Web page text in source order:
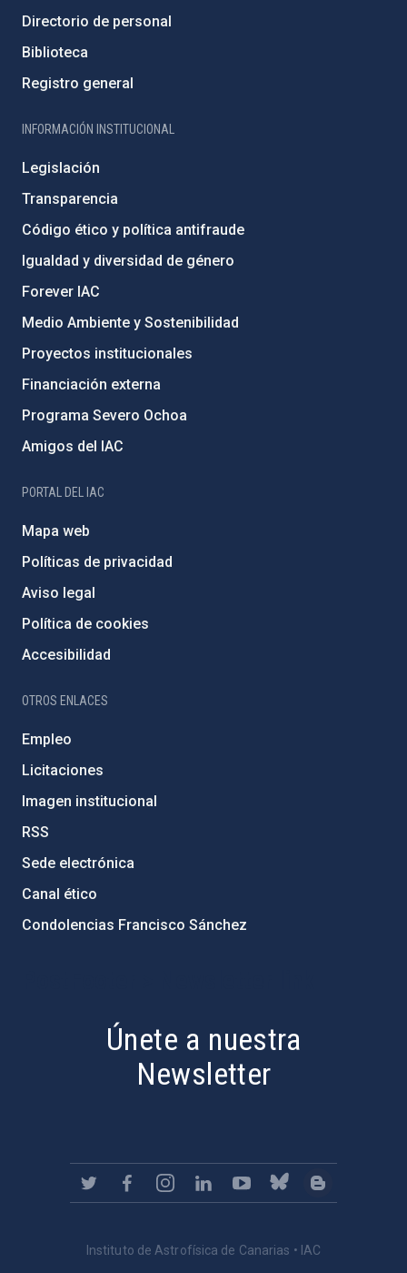
Directorio de personal
Biblioteca
Registro general
INFORMACIÓN INSTITUCIONAL
Legislación
Transparencia
Código ético y política antifraude
Igualdad y diversidad de género
Forever IAC
Medio Ambiente y Sostenibilidad
Proyectos institucionales
Financiación externa
Programa Severo Ochoa
Amigos del IAC
PORTAL DEL IAC
Mapa web
Políticas de privacidad
Aviso legal
Política de cookies
Accesibilidad
OTROS ENLACES
Empleo
Licitaciones
Imagen institucional
RSS
Sede electrónica
Canal ético
Condolencias Francisco Sánchez
Únete a nuestra
Newsletter
Instituto de Astrofísica de Canarias • IAC